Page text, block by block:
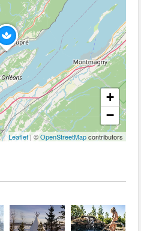
+
−
Leaflet| ©OpenStreetMapcontributors